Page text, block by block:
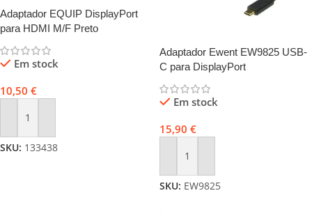
Adaptador EQUIP DisplayPort
para HDMI M/F Preto
Em stock
10,50 €
Adicionar
SKU: 133438
Adaptador Ewent EW9825 USB-
C para DisplayPort
Em stock
15,90 €
Adicionar
SKU: EW9825